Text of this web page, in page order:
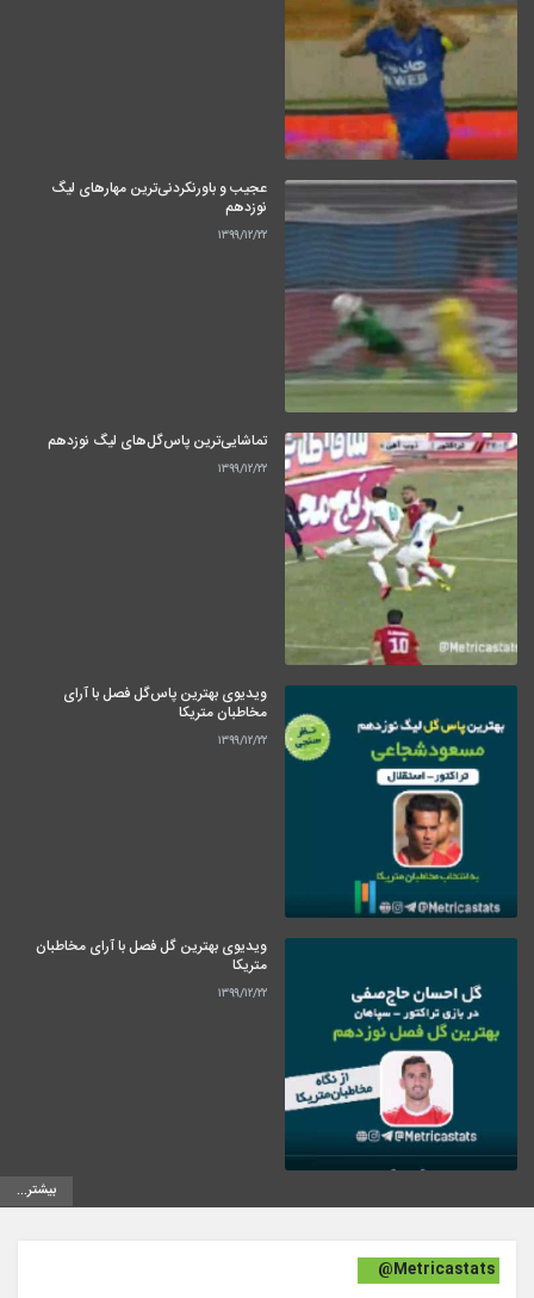
عجیب و باورنکردنی‌ترین مهارهای لیگ
نوزدهم
۱۳۹۹/۱۲/۲۲
تماشایی‌ترین پاس‌گل‌های لیگ نوزدهم
۱۳۹۹/۱۲/۲۲
ویدیوی بهترین پاس‌گل فصل با آرای
مخاطبان متریکا
۱۳۹۹/۱۲/۲۲
ویدیوی بهترین گل فصل با آرای مخاطبان
متریکا
۱۳۹۹/۱۲/۲۲
بیشتر...
@Metricastats